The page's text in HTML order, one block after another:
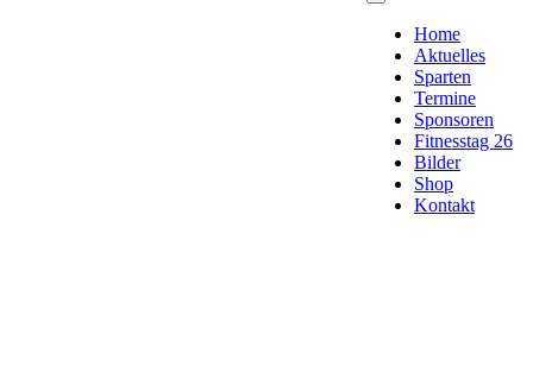
Home
Aktuelles
Sparten
Termine
Sponsoren
Fitnesstag 26
Bilder
Shop
Kontakt